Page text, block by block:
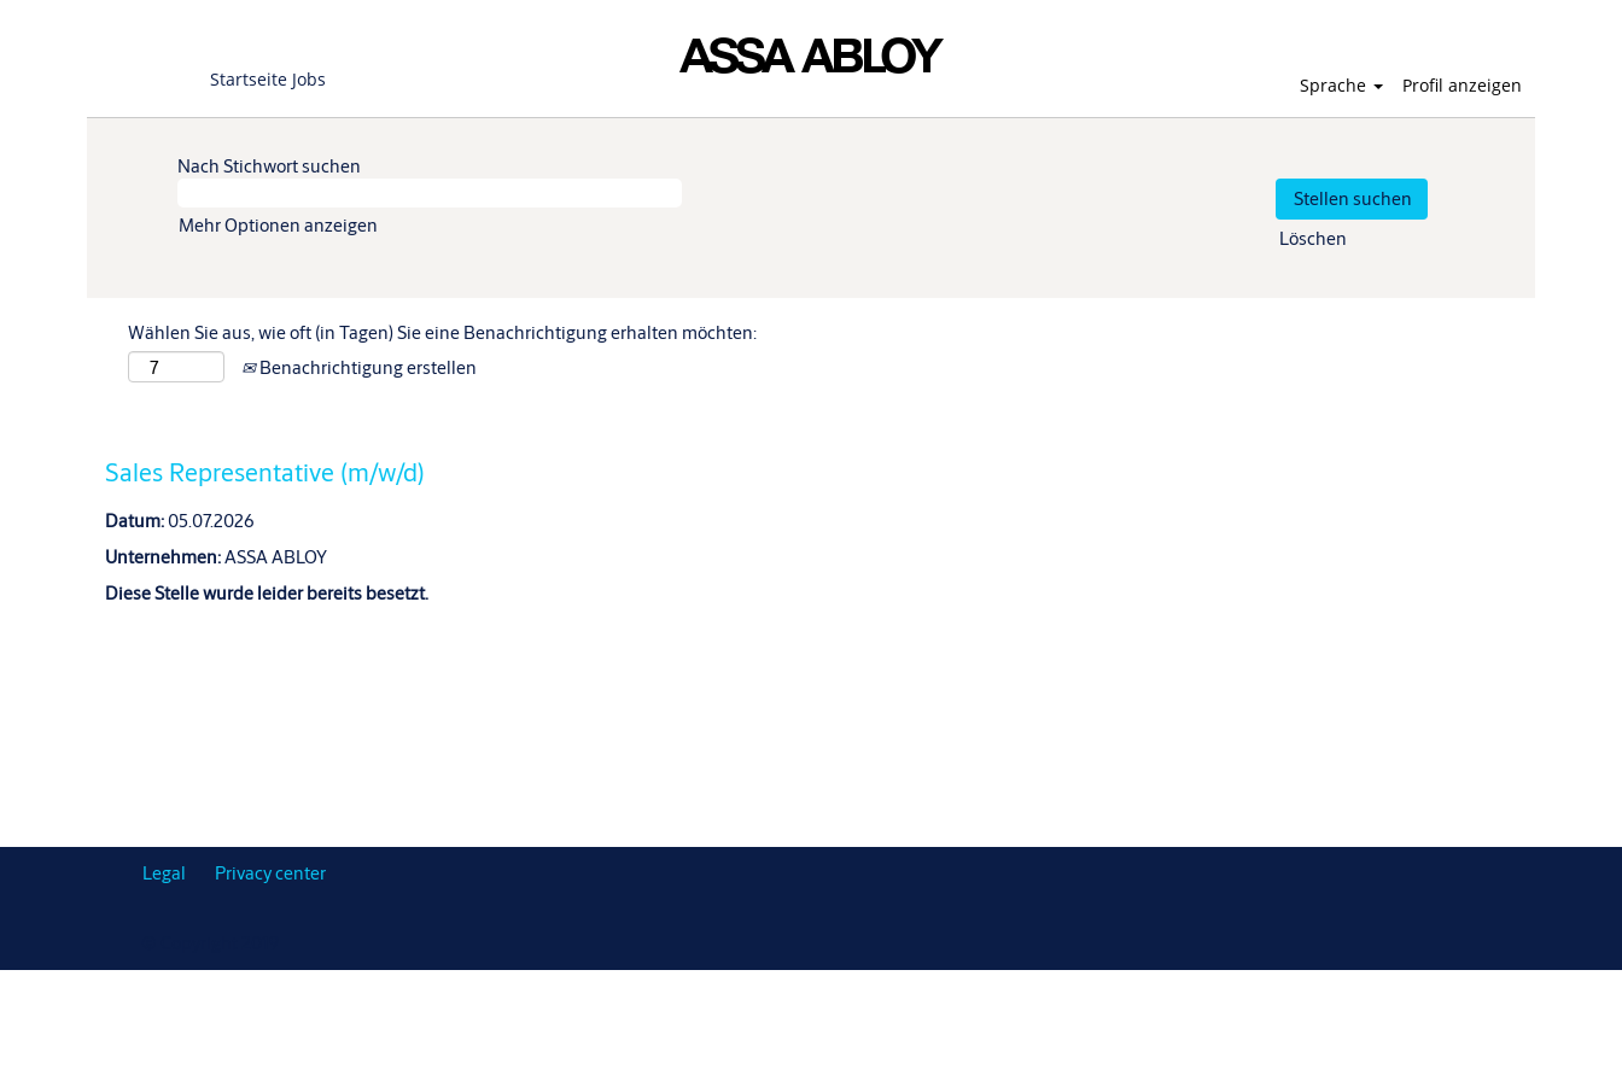
Startseite Jobs Sprache Profil anzeigen
Nach Stichwort suchen
Mehr Optionen anzeigen
Löschen
Wählen Sie aus, wie oft (in Tagen) Sie eine Benachrichtigung erhalten möchten:
Benachrichtigung erstellen
Sales Representative (m/w/d)
Datum:05.07.2026
Unternehmen:ASSA ABLOY
Diese Stelle wurde leider bereits besetzt.
Legal Privacy center